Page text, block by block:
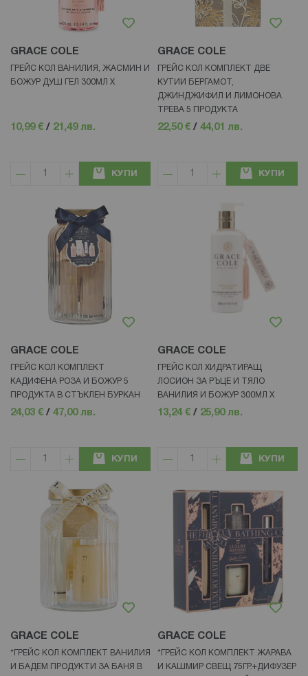
GRACE COLE
ГРЕЙС КОЛ ВАНИЛИЯ, ЖАСМИН И
БОЖУР ДУШ ГЕЛ 300МЛ Х
10,99 € / 21,49 лв.
КУПИ
GRACE COLE
ГРЕЙС КОЛ КОМПЛЕКТ ДВЕ
КУТИИ БЕРГАМОТ,
ДЖИНДЖИФИЛ И ЛИМОНОВА
ТРЕВА 5 ПРОДУКТА
22,50 € / 44,01 лв.
КУПИ
GRACE COLE
ГРЕЙС КОЛ КОМПЛЕКТ
КАДИФЕНА РОЗА И БОЖУР 5
ПРОДУКТА В СТЪКЛЕН БУРКАН
24,03 € / 47,00 лв.
КУПИ
GRACE COLE
ГРЕЙС КОЛ ХИДРАТИРАЩ
ЛОСИОН ЗА РЪЦЕ И ТЯЛО
ВАНИЛИЯ И БОЖУР 300МЛ Х
13,24 € / 25,90 лв.
КУПИ
GRACE COLE
*ГРЕЙС КОЛ КОМПЛЕКТ ВАНИЛИЯ
И БАДЕМ ПРОДУКТИ ЗА БАНЯ В
GRACE COLE
*ГРЕЙС КОЛ КОМПЛЕКТ ЖАРАВА
И КАШМИР СВЕЩ 75ГР.+ДИФУЗЕР